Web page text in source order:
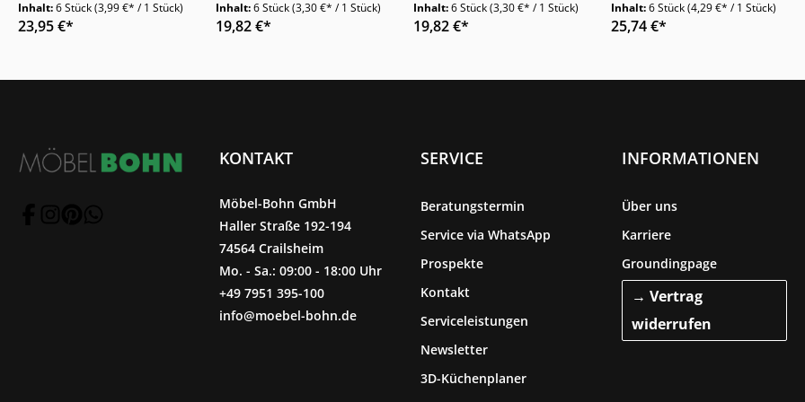
Weiß Frottier Baumwolle
16 x 21 cm
Inhalt:6 Stück(3,99 €* / 1 Stück)
23,95 €*
Beige Frottier Baumwolle
16 x 21 cm
Inhalt:6 Stück(3,30 €* / 1 Stück)
19,82 €*
x 21 cm Frottier
Baumwolle 6er Set
Inhalt:6 Stück(3,30 €* / 1 Stück)
19,82 €*
21 cm Frottier Baumwolle
hochwertig
Inhalt:6 Stück(4,29 €* / 1 Stück)
25,74 €*
KONTAKT
Möbel-Bohn GmbH
Haller Straße 192-194
74564 Crailsheim
Mo. - Sa.: 09:00 - 18:00 Uhr
+49 7951 395-100
info@moebel-bohn.de
SERVICE
Beratungstermin
Service via WhatsApp
Prospekte
Kontakt
Serviceleistungen
Newsletter
3D-Küchenplaner
INFORMATIONEN
Über uns
Karriere
Groundingpage
→ Vertrag
widerrufen